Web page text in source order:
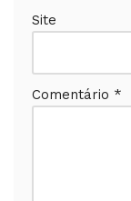
Site
Comentário *